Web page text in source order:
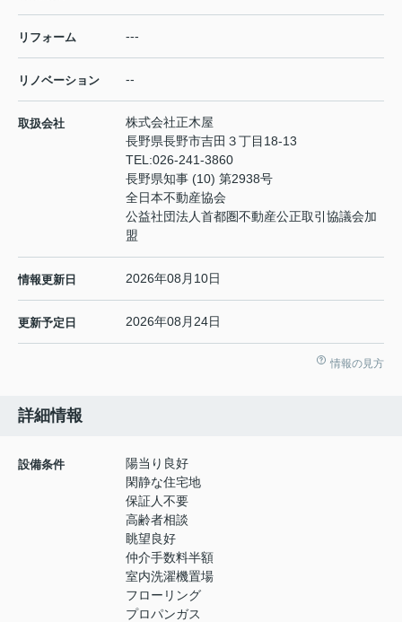
リフォーム ---
リノベーション --
取扱会社
株式会社正木屋
長野県長野市吉田３丁目18-13
TEL:026-241-3860
長野県知事 (10) 第2938号
全日本不動産協会
公益社団法人首都圏不動産公正取引協議会加
盟
情報更新日 2026年08月10日
更新予定日 2026年08月24日
情報の見方
詳細情報
設備条件
陽当り良好
閑静な住宅地
保証人不要
高齢者相談
眺望良好
仲介手数料半額
室内洗濯機置場
フローリング
プロパンガス